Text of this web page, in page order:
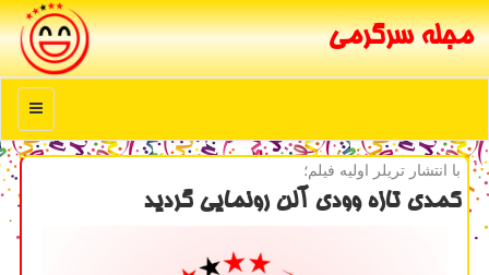
مجله سرگرمی
منو
با انتشار تریلر اولیه فیلم؛
كمدی تازه وودی آلن رونمایی گردید